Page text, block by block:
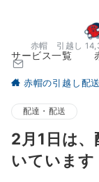
赤帽 引越し
サービス一覧
赤帽の引越し配
配達・配送
2月1日は
いています